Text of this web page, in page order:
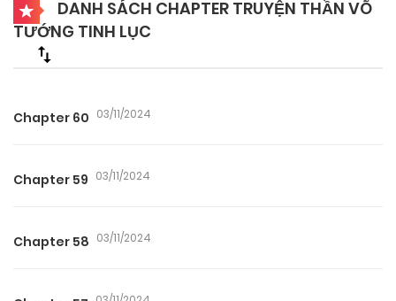
DANH SÁCH CHAPTER TRUYỆN THẦN VÕ
TƯỚNG TINH LỤC
Chapter 60 03/11/2024
Chapter 59 03/11/2024
Chapter 58 03/11/2024